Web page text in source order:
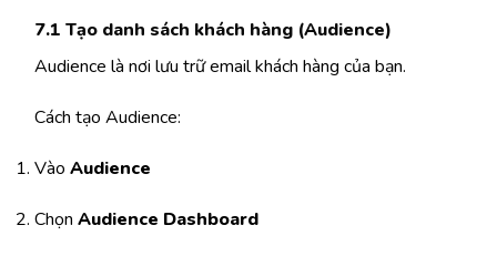
7.1 Tạo danh sách khách hàng (Audience)
Audience là nơi lưu trữ email khách hàng của bạn.
Cách tạo Audience:
Vào Audience
Chọn Audience Dashboard